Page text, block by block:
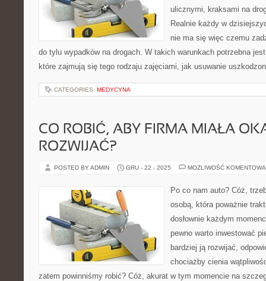
ulicznymi, kraksami na
Realnie każdy w
nie ma się więc czemu
do tylu wypadków na drogach. W takich warunkach potrzebna
które zajmują się tego rodzaju zajęciami, jak usuwanie
CATEGORIES: MEDYCYNA
CO ROBIĆ, ABY FIRMA MIAŁA
ROZWIJAĆ?
POSTED BY ADMIN GRU - 22 - 2025 MOŻLIWOŚĆ
Po co nam auto? Cóż,
osobą, która poważnie
dosłownie każdym
pewno warto inwestować
bardziej ją rozwijać,
chociażby cienia
zatem powinniśmy robić? Cóż, akurat w tym momencie na